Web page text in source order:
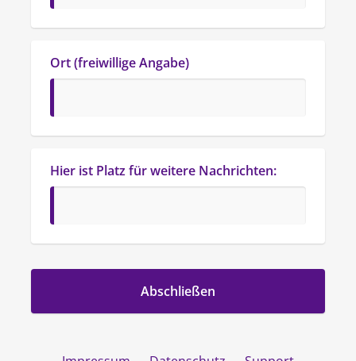
Ort (freiwillige Angabe)
Hier ist Platz für weitere Nachrichten: